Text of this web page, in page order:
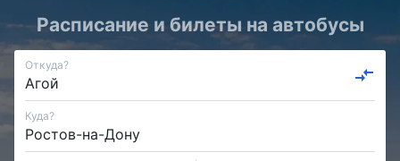
Расписание и билеты на автобусы
Откуда?
Куда?